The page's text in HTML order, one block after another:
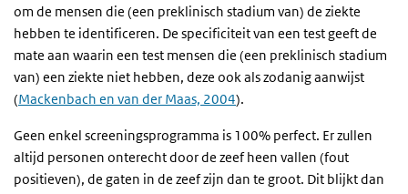
om de mensen die (een preklinisch stadium van) de ziekte
hebben te identificeren. De specificiteit van een test geeft de
mate aan waarin een test mensen die (een preklinisch stadium
van) een ziekte niet hebben, deze ook als zodanig aanwijst
(Mackenbach en van der Maas, 2004).
Geen enkel screeningsprogramma is 100% perfect. Er zullen
altijd personen onterecht door de zeef heen vallen (fout
positieven), de gaten in de zeef zijn dan te groot. Dit blijkt dan